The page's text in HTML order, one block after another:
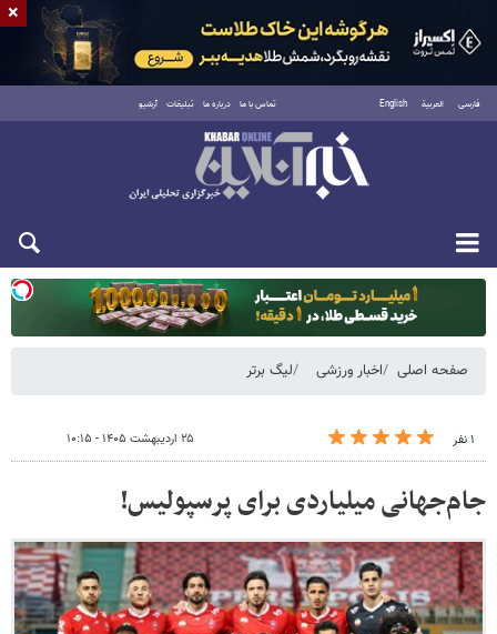
فارسی العربية English تماس با ما درباره ما تبلیغات آرشیو
دوشنبه ۱۹ مرداد ۱۴۰۵
صفحه اصلی اخبار ورزشی لیگ برتر
۱ نفر ۲۵ اردیبهشت ۱۴۰۵ - ۱۰:۱۵
جام‌جهانی میلیاردی برای پرسپولیس!
×